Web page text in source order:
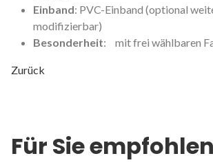
Einband: PVC-Einband (optional
modifizierbar)
Besonderheit: mit frei wählbaren
Zurück
Für Sie empfohlen